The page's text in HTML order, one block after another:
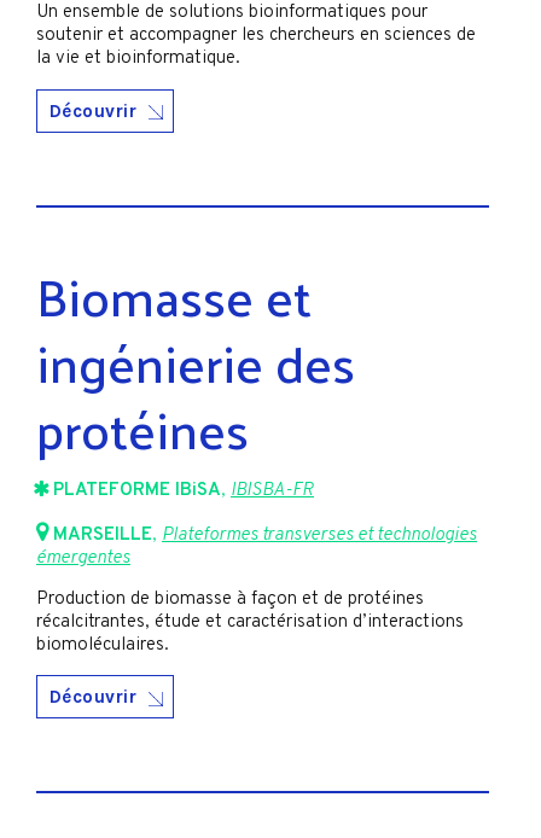
Un ensemble de solutions bioinformatiques pour
soutenir et accompagner les chercheurs en sciences de
la vie et bioinformatique.
Découvrir
Biomasse et
ingénierie des
protéines
PLATEFORME IBiSA, IBISBA-FR
MARSEILLE, Plateformes transverses et technologies
émergentes
Production de biomasse à façon et de protéines
récalcitrantes, étude et caractérisation d’interactions
biomoléculaires.
Découvrir